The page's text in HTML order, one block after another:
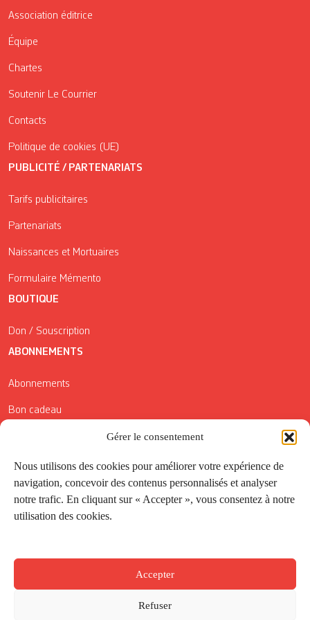
Gérer le consentement
Nous utilisons des cookies pour améliorer votre expérience de
navigation, concevoir des contenus personnalisés et analyser
notre trafic. En cliquant sur « Accepter », vous consentez à notre
utilisation des cookies.
Accepter
Refuser
Association éditrice
Équipe
Chartes
Soutenir Le Courrier
Contacts
Politique de cookies (UE)
PUBLICITÉ / PARTENARIATS
Tarifs publicitaires
Partenariats
Naissances et Mortuaires
Formulaire Mémento
BOUTIQUE
Don / Souscription
ABONNEMENTS
Abonnements
Bon cadeau
Conditions générales de vente
Réductions de la Carte Côté Courrier
Application